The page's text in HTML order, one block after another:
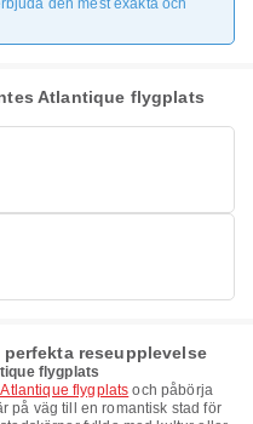
den mest exakta och
Atlantique flygplats
reseupplevelse
flygplats
flygplats och påbörja
på väg till en romantisk stad för